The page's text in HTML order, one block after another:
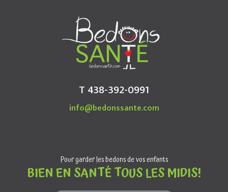
T 438-392-0991
info@bedonssante.com
Pour garder les bedons de vos enfants
BIEN EN SANTÉ TOUS LES MIDIS!